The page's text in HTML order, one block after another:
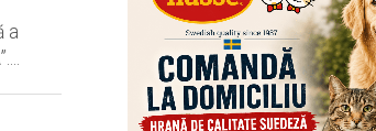
a